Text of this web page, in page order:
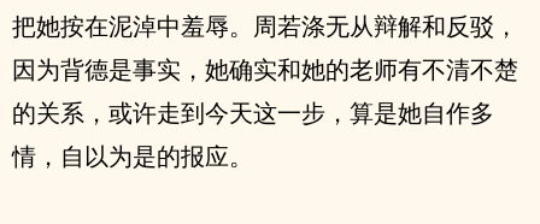
把她按在泥淖中羞辱。周若涤无从辩解和反驳，
因为背德是事实，她确实和她的老师有不清不楚
的关系，或许走到今天这一步，算是她自作多
情，自以为是的报应。